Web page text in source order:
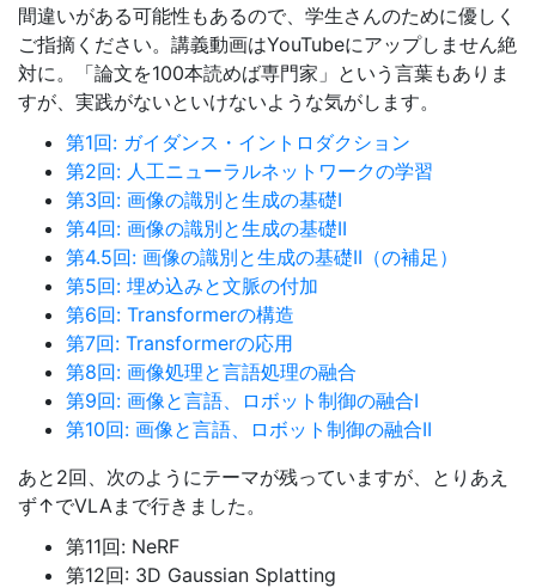
間違いがある可能性もあるので、学生さんのために優しく
ご指摘ください。講義動画はYouTubeにアップしません絶
対に。「論文を100本読めば専門家」という言葉もありま
すが、実践がないといけないような気がします。
第1回: ガイダンス・イントロダクション
第2回: 人工ニューラルネットワークの学習
第3回: 画像の識別と生成の基礎I
第4回: 画像の識別と生成の基礎II
第4.5回: 画像の識別と生成の基礎II（の補足）
第5回: 埋め込みと文脈の付加
第6回: Transformerの構造
第7回: Transformerの応用
第8回: 画像処理と言語処理の融合
第9回: 画像と言語、ロボット制御の融合I
第10回: 画像と言語、ロボット制御の融合II
あと2回、次のようにテーマが残っていますが、とりあえ
ず↑でVLAまで行きました。
第11回: NeRF
第12回: 3D Gaussian Splatting